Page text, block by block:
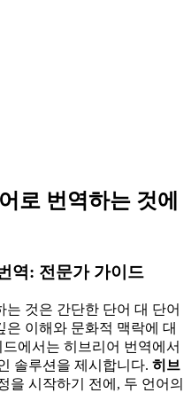
로 번역하는 것에
역: 전문가 가이드
것은 간단한 단어 대 단어
이해와 문화적 맥락에 대
에서는 히브리어 번역에서
솔루션을 제시합니다. 히브
을 시작하기 전에, 두 언어의